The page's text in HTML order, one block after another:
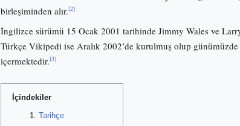
birleşiminden alır.[2]
İngilizce sürümü 15 Ocak 2001 tarihinde Jimmy Wales ve Larry
Türkçe Vikipedi ise Aralık 2002’de kurulmuş olup günümüzde
içermektedir.[3]
İçindekiler
Tarihçe